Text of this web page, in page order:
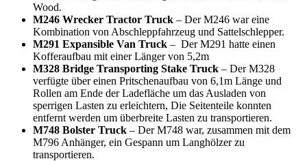
Wood.
M246 Wrecker Tractor Truck – Der M246 war eine
Kombination von Abschleppfahrzeug und Sattelschlepper.
M291 Expansible Van Truck – Der M291 hatte einen
Kofferaufbau mit einer Länger von 5,2m
M328 Bridge Transporting Stake Truck – Der M328
verfügte über einen Pritschenaufbau von 6,1m Länge und
Rollen am Ende der Ladefläche um das Ausladen von
sperrigen Lasten zu erleichtern, Die Seitenteile konnten
entfernt werden um überbreite Lasten zu transportieren.
M748 Bolster Truck – Der M748 war, zusammen mit dem
M796 Anhänger, ein Gespann um Langhölzer zu
transportieren.